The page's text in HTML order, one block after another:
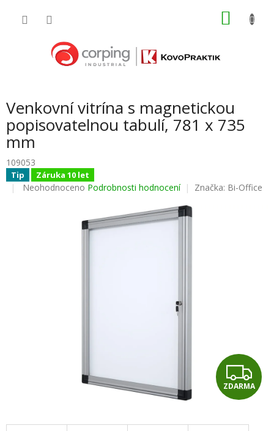
Venkovní vitrína s magnetickou
popisovatelnou tabulí, 781 x 735
mm
109053
Tip Záruka 10 let
Průměrné
Neohodnoceno Podrobnosti hodnocení Značka: Bi-Office
Z
D
ZDARMA